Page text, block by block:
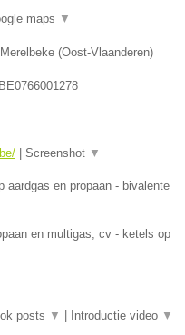
maps ▼
Merelbeke (Oost-Vlaanderen)
BE0766001278
| Screenshot ▼
aardgas en propaan - bivalente
en multigas, cv - ketels op
posts ▼ | Introductie video ▼